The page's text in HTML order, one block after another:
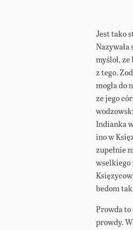
Jest tako
myśloł,
z tego.
mogła do
ze jego
Indianka
ino w
zupełnie
wselkiego
bedom
Prowda
prowdy.